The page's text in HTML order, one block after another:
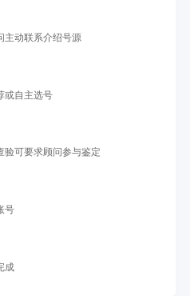
主动联系介绍号源
或自主选号
验可要求顾问参与鉴定
号
成